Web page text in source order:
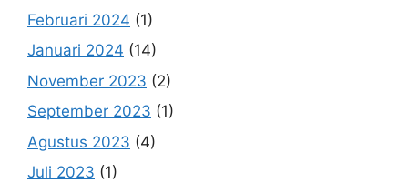
Februari 2024 (1)
Januari 2024 (14)
November 2023 (2)
September 2023 (1)
Agustus 2023 (4)
Juli 2023 (1)